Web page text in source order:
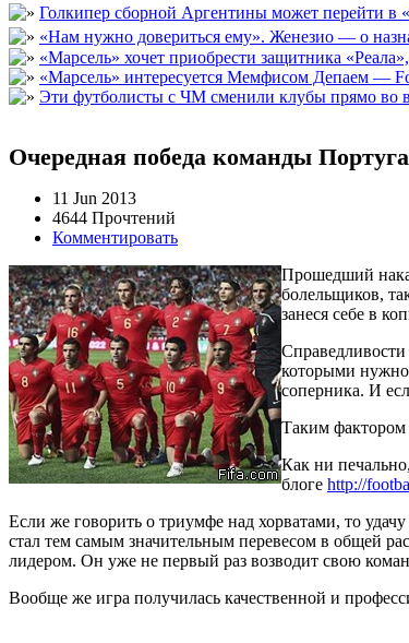
Голкипер сборной Аргентины может перейти в
«Нам нужно довериться ему». Женезио — о
«Марсель» хочет приобрести защитника
«Марсель» интересуется Мемфисом Депаем —
Эти футболисты с ЧМ сменили клубы прямо во
Очередная победа команды
11 Jun 2013
4644 Прочтений
Комментировать
Прошедший
болельщиков,
занеся себе в
которыми нужно
соперника. И
Таким фактором
Как ни
блоге http://
Если же говорить о триумфе над хорватами, то
стал тем самым значительным перевесом в общей
лидером. Он уже не первый раз возводит свою
Вообще же игра получилась качественной и